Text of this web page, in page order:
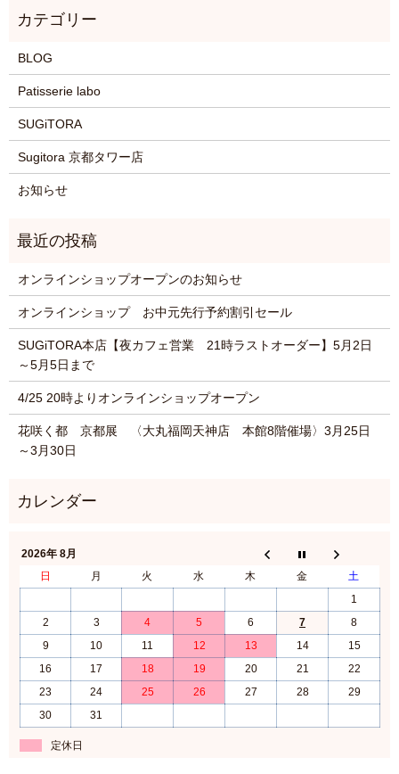
BLOG
Patisserie labo
SUGiTORA
Sugitora 京都タワー店
お知らせ
オンラインショップオープンのお知らせ
オンラインショップ お中元先行予約割引セール
SUGiTORA本店【夜カフェ営業 21時ラストオーダー】5月2日
～5月5日まで
4/25 20時よりオンラインショップオープン
花咲く都 京都展 〈大丸福岡天神店 本館8階催場〉3月25日
～3月30日
2026年 8月
日
月 火 水 木 金
土
1
2
3 4 5 6 7
8
9
10 11 12 13 14
15
16
17 18 19 20 21
22
23
24 25 26 27 28
29
30
31
定休日